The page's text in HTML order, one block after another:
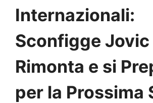
Internazionali:
Sconfigge Jovic
Rimonta e si
per la Prossima